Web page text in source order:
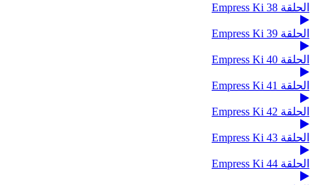
الحلقة 38 Empress Ki
الحلقة 39 Empress Ki
الحلقة 40 Empress Ki
الحلقة 41 Empress Ki
الحلقة 42 Empress Ki
الحلقة 43 Empress Ki
الحلقة 44 Empress Ki